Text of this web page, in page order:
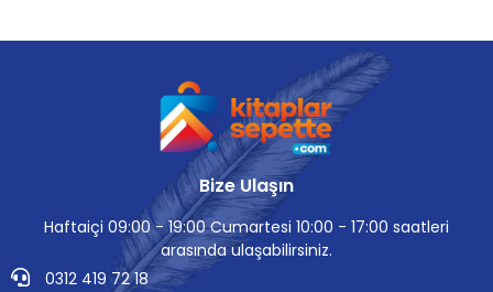
Bize Ulaşın
Haftaiçi 09:00 - 19:00 Cumartesi 10:00 - 17:00 saatleri
arasında ulaşabilirsiniz.
0312 419 72 18